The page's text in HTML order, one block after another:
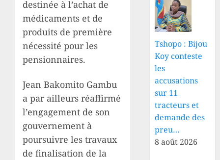
destinée à l’achat de
médicaments et de
produits de première
nécessité pour les
pensionnaires.
Jean Bakomito Gambu
a par ailleurs réaffirmé
l’engagement de son
gouvernement à
poursuivre les travaux
de finalisation de la
Tshopo : Bijou
Koy conteste
les
accusations
sur 11
tracteurs et
demande des
preu…
8 août 2026